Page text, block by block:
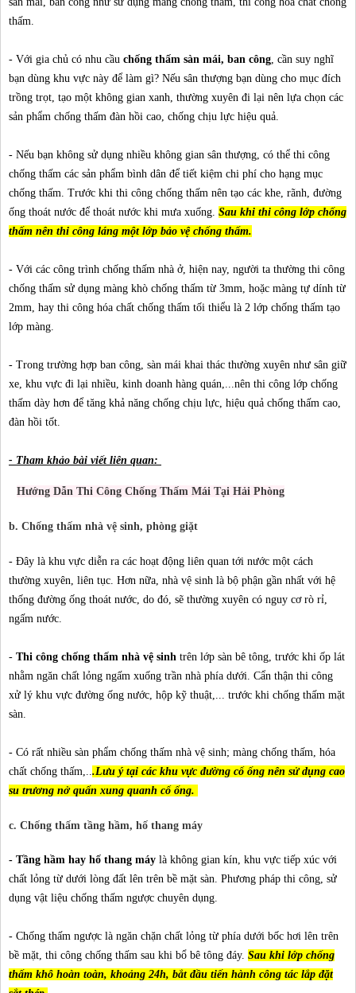
thấm.
- Với gia chủ có nhu cầu chống thấm sàn mái, ban công , cần suy nghĩ
bạn dùng khu vực này để làm gì? Nếu sân thượng bạn dùng cho mục đích
trồng trọt, tạo một không gian xanh, thường xuyên đi lại nên lựa chọn các
sản phẩm chống thấm đàn hồi cao, chống chịu lực hiệu quả.
- Nếu bạn không sử dụng nhiều không gian sân thượng, có thể thi công
chống thấm các sản phẩm bình dân để tiết kiệm chi phí cho hạng mục
chống thấm. Trước khi thi công chống thấm nên tạo các khe, rãnh, đường
ống thoát nước để thoát nước khi mưa xuống. Sau khi thi công lớp chống
thấm nên thi công láng một lớp bảo vệ chống thấm.
- Với các công trình chống thấm nhà ở, hiện nay, người ta thường thi công
chống thấm sử dụng màng khò chống thấm từ 3mm, hoặc màng tự dính từ
2mm, hay thi công hóa chất chống thấm tối thiểu là 2 lớp chống thấm tạo
lớp màng.
- Trong trường hợp ban công, sàn mái khai thác thường xuyên như sân giữ
xe, khu vực đi lại nhiều, kinh doanh hàng quán,...nên thi công lớp chống
thấm dày hơn để tăng khả năng chống chịu lực, hiệu quả chống thấm cao,
đàn hồi tốt.
- Tham khảo bài viết liên quan:
Hướng Dẫn Thi Công Chống Thấm Mái Tại Hải Phòng
b. Chống thấm nhà vệ sinh, phòng giặt
- Đây là khu vực diễn ra các hoạt động liên quan tới nước một cách
thường xuyên, liên tục. Hơn nữa, nhà vệ sinh là bộ phận gần nhất với hệ
thống đường ống thoát nước, do đó, sẽ thường xuyên có nguy cơ rò rỉ,
ngấm nước.
- Thi công chống thấm nhà vệ sinh trên lớp sàn bê tông, trước khi ốp lát
nhằm ngăn chất lỏng ngấm xuống trần nhà phía dưới. Cẩn thận thi công
xử lý khu vực đường ống nước, hộp kỹ thuật,... trước khi chống thấm mặt
sàn.
- Có rất nhiều sàn phẩm chống thấm nhà vệ sinh; màng chống thấm, hóa
chất chống thấm,.. .Lưu ý tại các khu vực đường cổ ống nên sử dụng cao
su trương nở quấn xung quanh cổ ống.
c. Chống thấm tầng hầm, hố thang máy
- Tầng hầm hay hố thang máy là không gian kín, khu vực tiếp xúc với
chất lỏng từ dưới lòng đất lên trên bề mặt sàn. Phương pháp thi công, sử
dụng vật liệu chống thấm ngược chuyên dụng.
- Chống thấm ngược là ngăn chặn chất lỏng từ phía dưới bốc hơi lên trên
bề mặt, thi công chống thấm sau khi bổ bê tông đáy. Sau khi lớp chống
thấm khô hoàn toàn, khoảng 24h, bắt đầu tiến hành công tác lắp đặt